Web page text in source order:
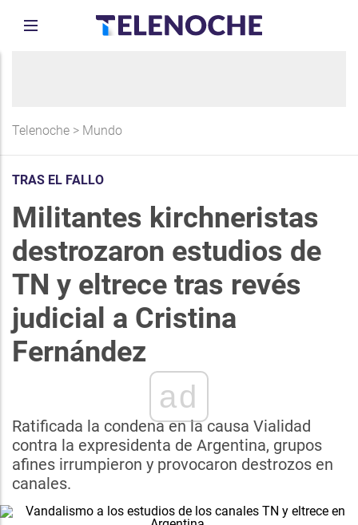
Telenoche > Mundo
TRAS EL FALLO
Militantes kirchneristas
destrozaron estudios de
TN y eltrece tras revés
judicial a Cristina
Fernández
ad
Ratificada la condena en la causa Vialidad
contra la expresidenta de Argentina, grupos
afines irrumpieron y provocaron destrozos en
canales.